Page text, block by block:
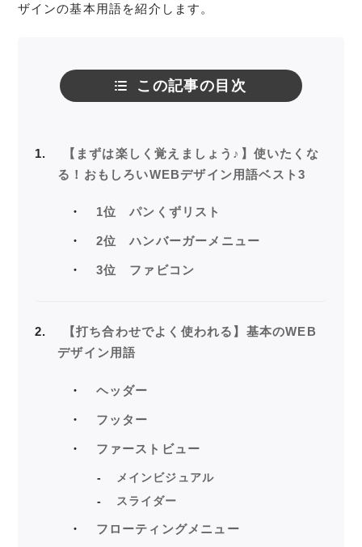
ザインの基本用語を紹介します。
この記事の目次
1
【まずは楽しく覚えましょう♪】使いたくな
る！おもしろいWEBデザイン用語ベスト3
1位 パンくずリスト
2位 ハンバーガーメニュー
3位 ファビコン
2
【打ち合わせでよく使われる】基本のWEB
デザイン用語
ヘッダー
フッター
ファーストビュー
メインビジュアル
スライダー
フローティングメニュー